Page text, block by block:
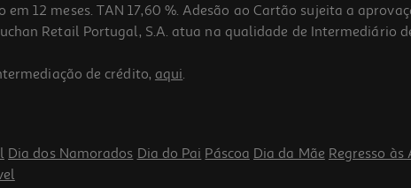
12 meses. TAN 17,60 %. Adesão ao Cartão sujeita a
Retail Portugal, S.A. atua na qualidade de Intermediário
de crédito, aqui.
Dia dos Namorados Dia do Pai Páscoa Dia da Mãe Regresso às